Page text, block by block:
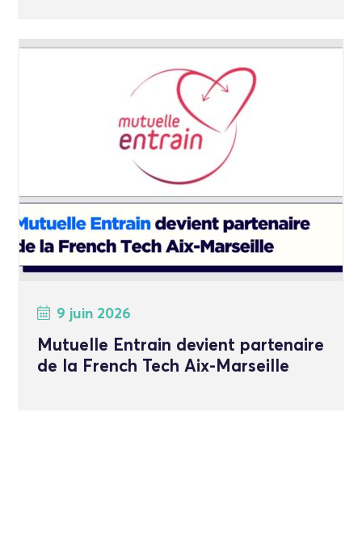
9 juin 2026
Mutuelle Entrain devient partenaire
de la French Tech Aix-Marseille